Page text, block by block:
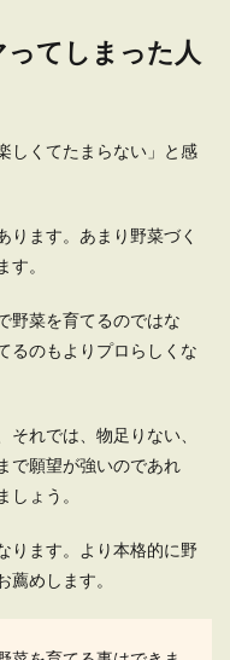
てしまった人
しくてたまらない」と感
ります。あまり野菜づく
。
野菜を育てるのではな
るのもよりプロらしくな
れでは、物足りない、
で願望が強いのであれ
ょう。
ります。より本格的に野
めします。